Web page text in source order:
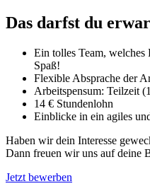
Das darfst du
Ein tolles Team, welches
Spaß!
Flexible Absprache der
Arbeitspensum: Teilzeit
14 € Stundenlohn
Einblicke in ein agiles
Haben wir dein Interesse
Dann freuen wir uns auf deine
Jetzt bewerben